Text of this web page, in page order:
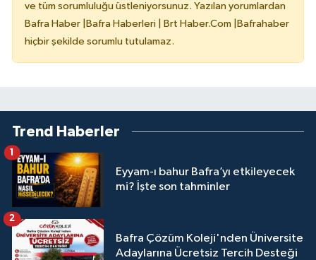
ve tüm sorumluluğu üstleniyorsunuz. Yazılan yorumlardan
Bafra Haber |Bafra Haberleri | Brt Haber.Com |Bafrahaber
hiçbir şekilde sorumlu tutulamaz.
Trend Haberler
Eyyam-ı bahur Bafra’yı etkileyecek
mi? İşte son tahminler
1
Bafra Çözüm Koleji'nden Üniversite
Adaylarına Ücretsiz Tercih Desteği
2